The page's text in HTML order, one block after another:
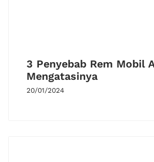
3 Penyebab Rem Mobil
Mengatasinya
20/01/2024